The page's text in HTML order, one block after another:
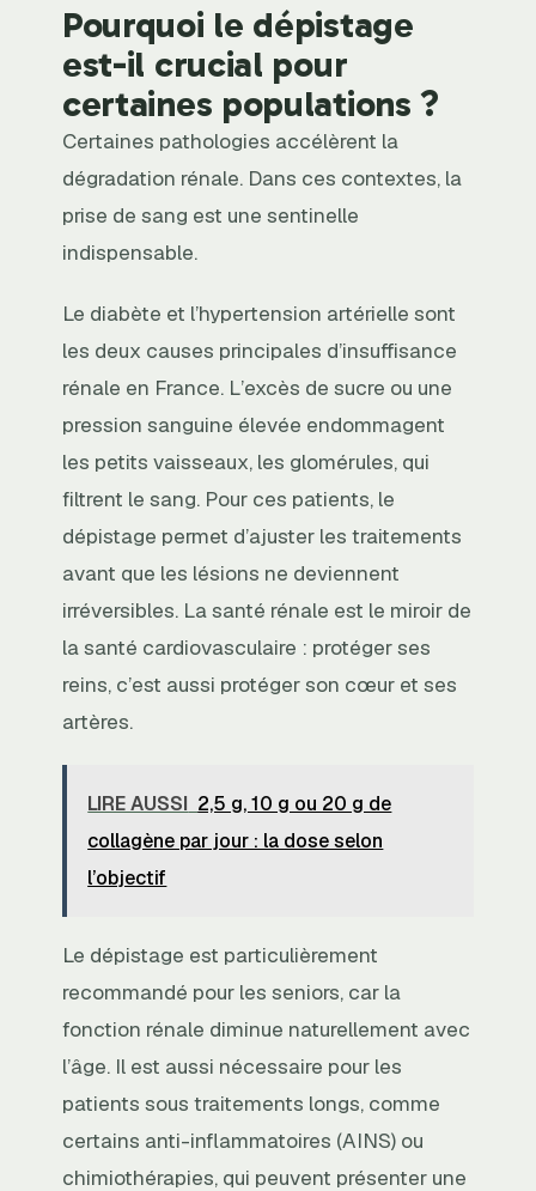
Pourquoi le dépistage
est-il crucial pour
certaines populations ?
Certaines pathologies accélèrent la
dégradation rénale. Dans ces contextes, la
prise de sang est une sentinelle
indispensable.
Le diabète et l’hypertension artérielle sont
les deux causes principales d’insuffisance
rénale en France. L’excès de sucre ou une
pression sanguine élevée endommagent
les petits vaisseaux, les glomérules, qui
filtrent le sang. Pour ces patients, le
dépistage permet d’ajuster les traitements
avant que les lésions ne deviennent
irréversibles. La santé rénale est le miroir de
la santé cardiovasculaire : protéger ses
reins, c’est aussi protéger son cœur et ses
artères.
LIRE AUSSI 2,5 g, 10 g ou 20 g de
collagène par jour : la dose selon
l’objectif
Le dépistage est particulièrement
recommandé pour les seniors, car la
fonction rénale diminue naturellement avec
l’âge. Il est aussi nécessaire pour les
patients sous traitements longs, comme
certains anti-inflammatoires (AINS) ou
chimiothérapies, qui peuvent présenter une